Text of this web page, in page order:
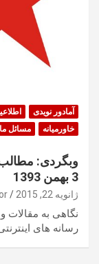
آمادور نویدی
خاورمیانه
مسائل
3 بهمن 1393
ژانویه 22, 2015
نگاهی به مقالات
رسانه های